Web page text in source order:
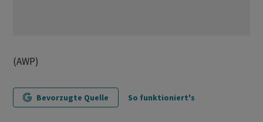
(AWP)
Bevorzugte Quelle So funktioniert's